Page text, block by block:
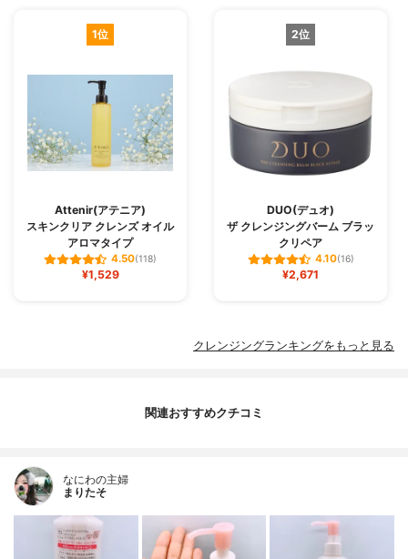
1位
Attenir(アテニア)
スキンクリア クレンズ オイル
アロマタイプ
4.50(118)
¥1,529
2位
DUO(デュオ)
ザ クレンジングバーム ブラッ
クリペア
4.10(16)
¥2,671
クレンジングランキングをもっと見る
関連おすすめクチコミ
なにわの主婦
まりたそ